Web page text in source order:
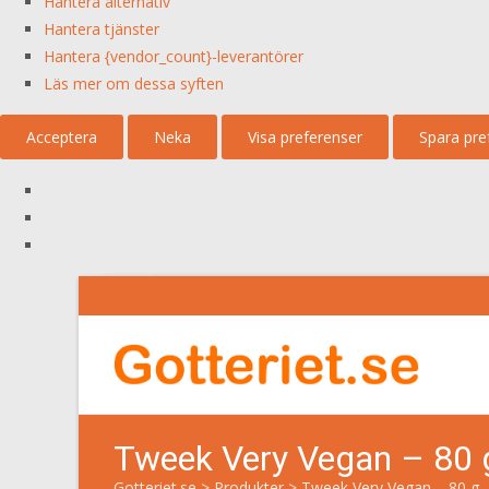
Hantera tjänster
Hantera {vendor_count}-leverantörer
Läs mer om dessa syften
Acceptera Neka Visa preferenser Spara
Tweek Very Vegan – 80